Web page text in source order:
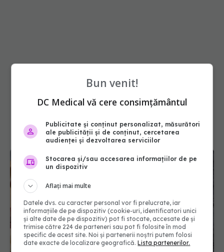
Bun venit!
DC Medical vă cere consimțământul
Publicitate și conținut personalizat, măsurători
ale publicității și de conținut, cercetarea
audienței și dezvoltarea serviciilor
Stocarea și/sau accesarea informațiilor de pe
un dispozitiv
Aflați mai multe
Datele dvs. cu caracter personal vor fi prelucrate, iar
informațiile de pe dispozitiv (cookie-uri, identificatori unici
și alte date de pe dispozitiv) pot fi stocate, accesate de și
trimise către 224 de parteneri sau pot fi folosite în mod
specific de acest site. Noi și partenerii noștri putem folosi
date exacte de localizare geografică.Lista partenerilor.